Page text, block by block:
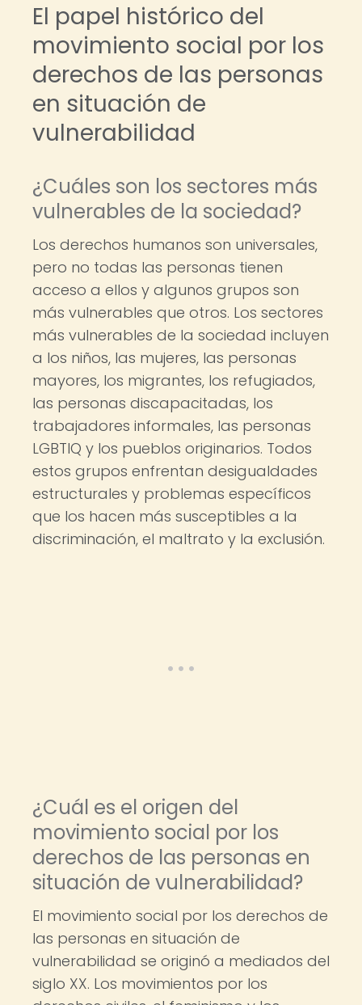
El papel histórico del
movimiento social por los
derechos de las personas
en situación de
vulnerabilidad
¿Cuáles son los sectores más
vulnerables de la sociedad?
Los derechos humanos son universales,
pero no todas las personas tienen
acceso a ellos y algunos grupos son
más vulnerables que otros. Los sectores
más vulnerables de la sociedad incluyen
a los niños, las mujeres, las personas
mayores, los migrantes, los refugiados,
las personas discapacitadas, los
trabajadores informales, las personas
LGBTIQ y los pueblos originarios. Todos
estos grupos enfrentan desigualdades
estructurales y problemas específicos
que los hacen más susceptibles a la
discriminación, el maltrato y la exclusión.
¿Cuál es el origen del
movimiento social por los
derechos de las personas en
situación de vulnerabilidad?
El movimiento social por los derechos de
las personas en situación de
vulnerabilidad se originó a mediados del
siglo XX. Los movimientos por los